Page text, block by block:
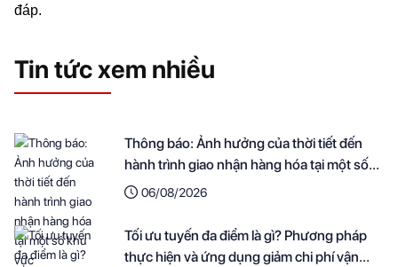
đáp.
Tin tức xem nhiều
Thông báo: Ảnh hưởng của thời tiết đến
hành trình giao nhận hàng hóa tại một số
khu vực
06/08/2026
Tối ưu tuyến đa điểm là gì? Phương pháp
thực hiện và ứng dụng giảm chi phí vận